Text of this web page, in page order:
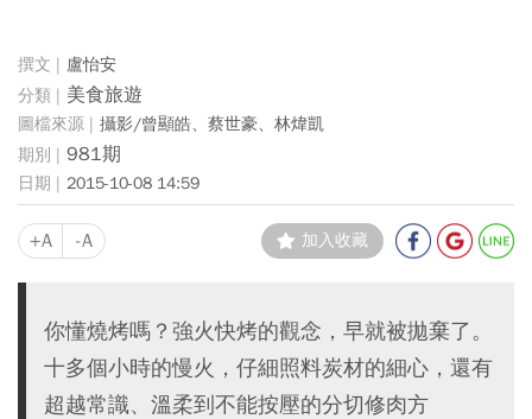
盧怡安
美食旅遊
攝影/曾顯皓、蔡世豪、林煒凱
981期
2015-10-08 14:59
+A -A 加入收藏
你懂燒烤嗎？強火快烤的觀念，早就被拋棄了。
十多個小時的慢火，仔細照料炭材的細心，還有
超越常識、溫柔到不能按壓的分切修肉方